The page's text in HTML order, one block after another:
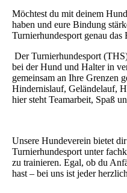
Möchtest du mit deinem
haben und eure Bindung
Turnierhundesport genau
Der Turnierhundesport
bei der Hund und Halter in
gemeinsam an Ihre Grenzen
Hindernislauf, Geländelauf,
hier steht Teamarbeit, Spaß
Unsere Hundeverein bietet
Turnierhundesport unter
zu trainieren. Egal, ob du
hast – bei uns ist jeder